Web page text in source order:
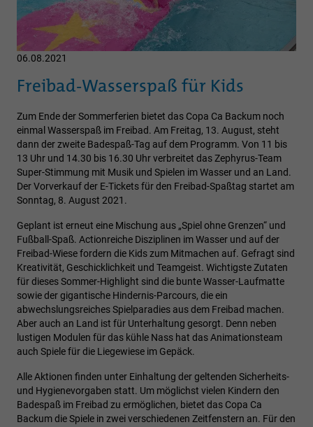
06.08.2021
Freibad-Wasserspaß für Kids
Zum Ende der Sommerferien bietet das Copa Ca Backum noch
einmal Wasserspaß im Freibad. Am Freitag, 13. August, steht
dann der zweite Badespaß-Tag auf dem Programm. Von 11 bis
13 Uhr und 14.30 bis 16.30 Uhr verbreitet das Zephyrus-Team
Super-Stimmung mit Musik und Spielen im Wasser und an Land.
Der Vorverkauf der E-Tickets für den Freibad-Spaßtag startet am
Sonntag, 8. August 2021.
Geplant ist erneut eine Mischung aus „Spiel ohne Grenzen“ und
Fußball-Spaß. Actionreiche Disziplinen im Wasser und auf der
Freibad-Wiese fordern die Kids zum Mitmachen auf. Gefragt sind
Kreativität, Geschicklichkeit und Teamgeist. Wichtigste Zutaten
für dieses Sommer-Highlight sind die bunte Wasser-Laufmatte
sowie der gigantische Hindernis-Parcours, die ein
abwechslungsreiches Spielparadies aus dem Freibad machen.
Aber auch an Land ist für Unterhaltung gesorgt. Denn neben
lustigen Modulen für das kühle Nass hat das Animationsteam
auch Spiele für die Liegewiese im Gepäck.
Alle Aktionen finden unter Einhaltung der geltenden Sicherheits-
und Hygienevorgaben statt. Um möglichst vielen Kindern den
Badespaß im Freibad zu ermöglichen, bietet das Copa Ca
Backum die Spiele in zwei verschiedenen Zeitfenstern an. Für den